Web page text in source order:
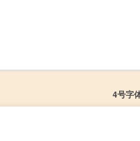
4号字